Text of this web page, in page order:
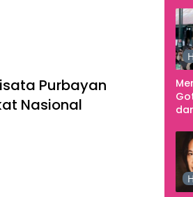
Purbayan
Nasional